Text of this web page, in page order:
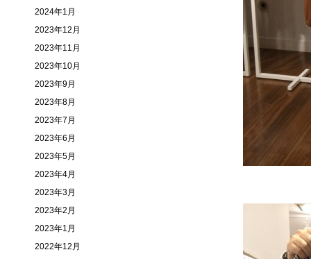
2024年1月
2023年12月
2023年11月
2023年10月
2023年9月
2023年8月
2023年7月
2023年6月
2023年5月
2023年4月
2023年3月
2023年2月
2023年1月
2022年12月